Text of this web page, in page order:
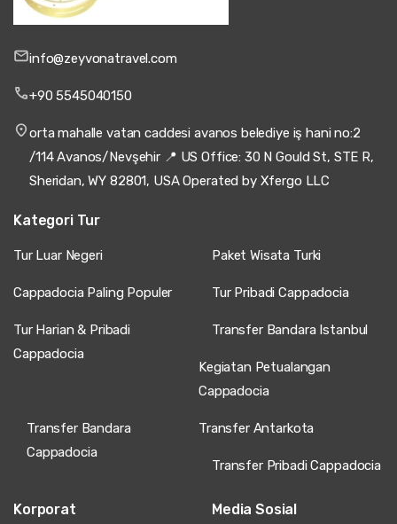
info@zeyvonatravel.com
+90 5545040150
orta mahalle vatan caddesi avanos belediye iş hani no:2
/114 Avanos/Nevşehir 📍 US Office: 30 N Gould St, STE R,
Sheridan, WY 82801, USA Operated by Xfergo LLC
Kategori Tur
Tur Luar Negeri Paket Wisata Turki
Cappadocia Paling Populer Tur Pribadi Cappadocia
Tur Harian & Pribadi
Cappadocia
Transfer Bandara Istanbul
Kegiatan Petualangan
Cappadocia
Transfer Bandara
Cappadocia
Transfer Antarkota
Transfer Pribadi Cappadocia
Korporat Media Sosial